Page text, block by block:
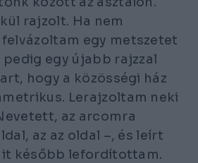
rajzolt. Ha nem
egy metszetet
egy újabb rajzzal
hogy a közösségi ház
Lerajzoltam neki
az arcomra
az az oldal –, és leírt
később lefordítottam.